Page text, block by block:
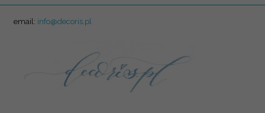
email: info@decoris.pl